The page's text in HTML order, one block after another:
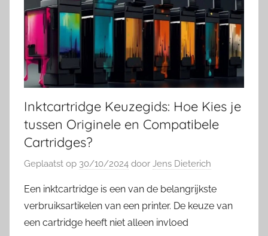
Inktcartridge Keuzegids: Hoe Kies je
tussen Originele en Compatibele
Cartridges?
Geplaatst op 30/10/2024 door Jens Dieterich
Een inktcartridge is een van de belangrijkste
verbruiksartikelen van een printer. De keuze van
een cartridge heeft niet alleen invloed